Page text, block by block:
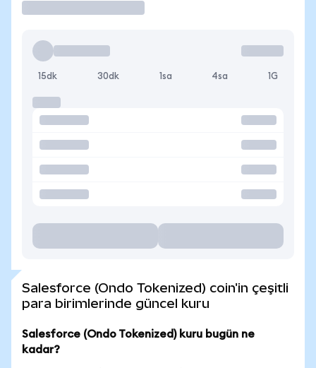
15dk 30dk 1sa 4sa 1G
Salesforce (Ondo Tokenized) coin'in çeşitli
para birimlerinde güncel kuru
Salesforce (Ondo Tokenized) kuru bugün ne
kadar?